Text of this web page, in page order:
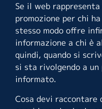
Se il web
promozione per chi
stesso modo offre
informazione a chi è
quindi, quando si
si sta rivolgendo a
informato.
Cosa devi